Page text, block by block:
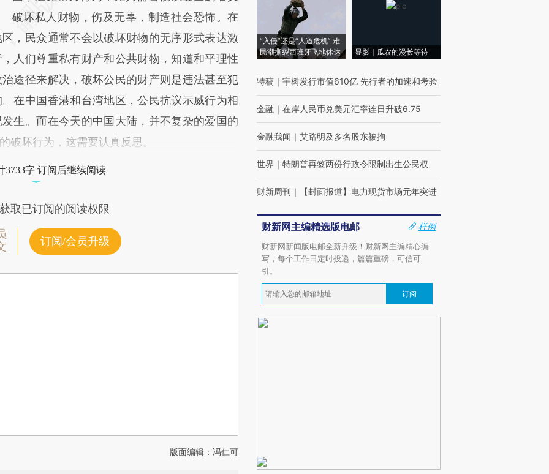
破坏私人财物，伤及无辜，制造社会恐怖。在
，民众通常不会以破坏财物的无序形式表达激
人们尊重私有财产和公共财物，知道和平理性
途径来解决，破坏公民的财产则是违法甚至犯
在中国香港和台湾地区，公民抗议示威行为相
生。而在今天的中国大陆，并不复杂的爱国的
破坏行为，这需要认真反思。
3733字 订阅后继续阅读
取已订阅的阅读权限
订阅/会员升级
版面编辑：冯仁可
“入侵”还是“人道危机” 难
民潮撕裂西班牙飞地休达
显影｜瓜农的漫长等待
特稿 ｜ 宇树发行市值610亿 先行者的加速和考验
金融 ｜ 在岸人民币兑美元汇率连日升破6.75
金融我闻 ｜ 艾路明及多名股东被拘
世界 ｜ 特朗普再签两份行政令限制出生公民权
财新周刊 ｜ 【封面报道】电力现货市场元年突进
财新网主编精选版电邮
样例
财新网新闻版电邮全新升级！财新网主编精心编
写，每个工作日定时投递，篇篇重磅，可信可
引。
订阅